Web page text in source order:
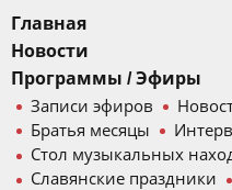
Главная
Новости
Программы / Эфиры
Записи эфиров
Братья месяцы
Стол музыкальных
Славянские праздники